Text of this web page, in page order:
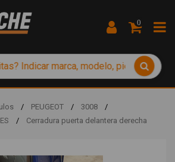
0
/ PEUGEOT / 3008
/
/ Cerradura puerta delantera derecha